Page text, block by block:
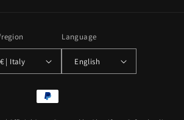
EUR € | Italy
Language
English
Payment